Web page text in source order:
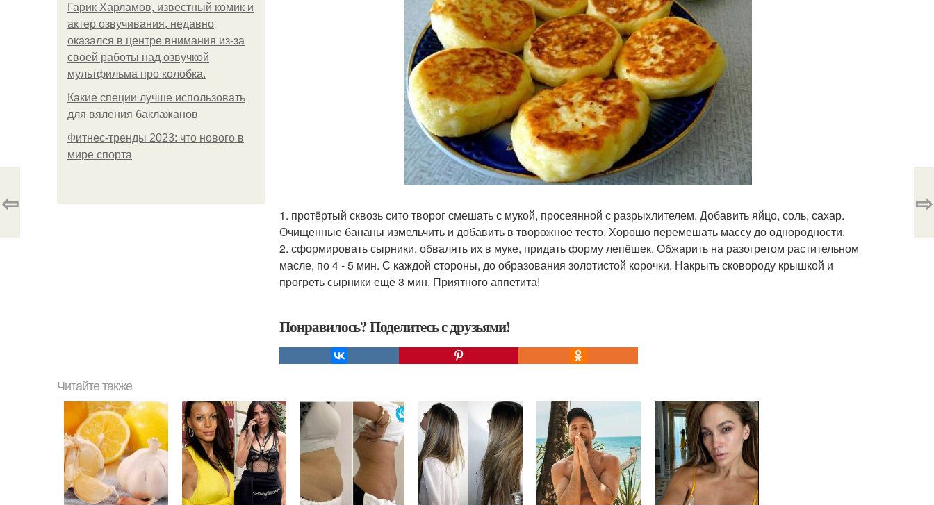
Гарик Харламов, известный комик и
актер озвучивания, недавно
оказался в центре внимания из-за
своей работы над озвучкой
мультфильма про колобка.
Какие специи лучше использовать
для вяления баклажанов
Фитнес-тренды 2023: что нового в
мире спорта
1. протёртый сквозь сито творог смешать с мукой, просеянной с разрыхлителем. Добавить яйцо, соль, сахар.
Очищенные бананы измельчить и добавить в творожное тесто. Хорошо перемешать массу до однородности.
2. сформировать сырники, обвалять их в муке, придать форму лепёшек. Обжарить на разогретом растительном
масле, по 4 - 5 мин. С каждой стороны, до образования золотистой корочки. Накрыть сковороду крышкой и
прогреть сырники ещё 3 мин. Приятного аппетита!
Понравилось? Поделитесь с друзьями!
⇦ ⇨
Читайте также